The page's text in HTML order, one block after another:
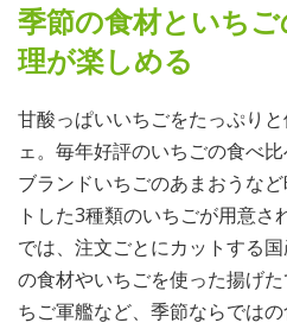
季節の食材といち
理が楽しめる
甘酸っぱいいちごをたっぷり
ェ。毎年好評のいちごの食べ
ブランドいちごのあまおうな
トした3種類のいちごが用意
では、注文ごとにカットする
の食材やいちごを使った揚げ
ちご軍艦など、季節ならでは